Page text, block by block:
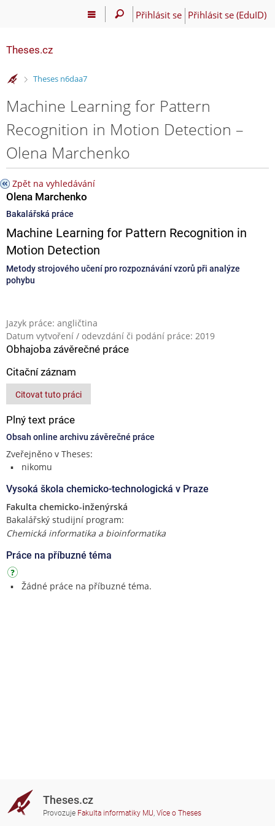
Přihlásit se Přihlásit se (EduID)
Theses.cz
>
Theses n6daa7
Machine Learning for Pattern
Recognition in Motion Detection –
Olena Marchenko
Zpět na vyhledávání
Olena Marchenko
Bakalářská práce
Machine Learning for Pattern Recognition in
Motion Detection
Metody strojového učení pro rozpoznávání vzorů při analýze
pohybu
Jazyk práce: angličtina
Datum vytvoření / odevzdání či podání práce: 2019
Obhajoba závěrečné práce
Citační záznam
Citovat tuto práci
Plný text práce
Obsah online archivu závěrečné práce
Zveřejněno v Theses:
nikomu
Vysoká škola chemicko-technologická v Praze
Fakulta chemicko-inženýrská
Bakalářský studijní program:
Chemická informatika a bioinformatika
Práce na příbuzné téma
Žádné práce na příbuzné téma.
Theses.cz
Provozuje Fakulta informatiky MU, Více o Theses